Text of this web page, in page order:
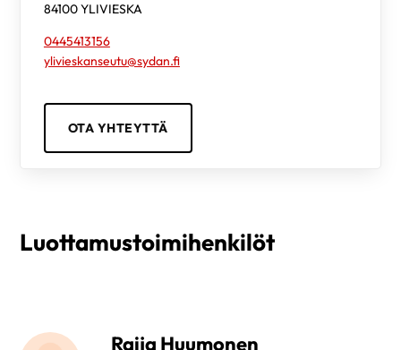
84100YLIVIESKA
0445413156
ylivieskanseutu@sydan.fi
OTA YHTEYTTÄ
Luottamustoimihenkilöt
Raija Huumonen